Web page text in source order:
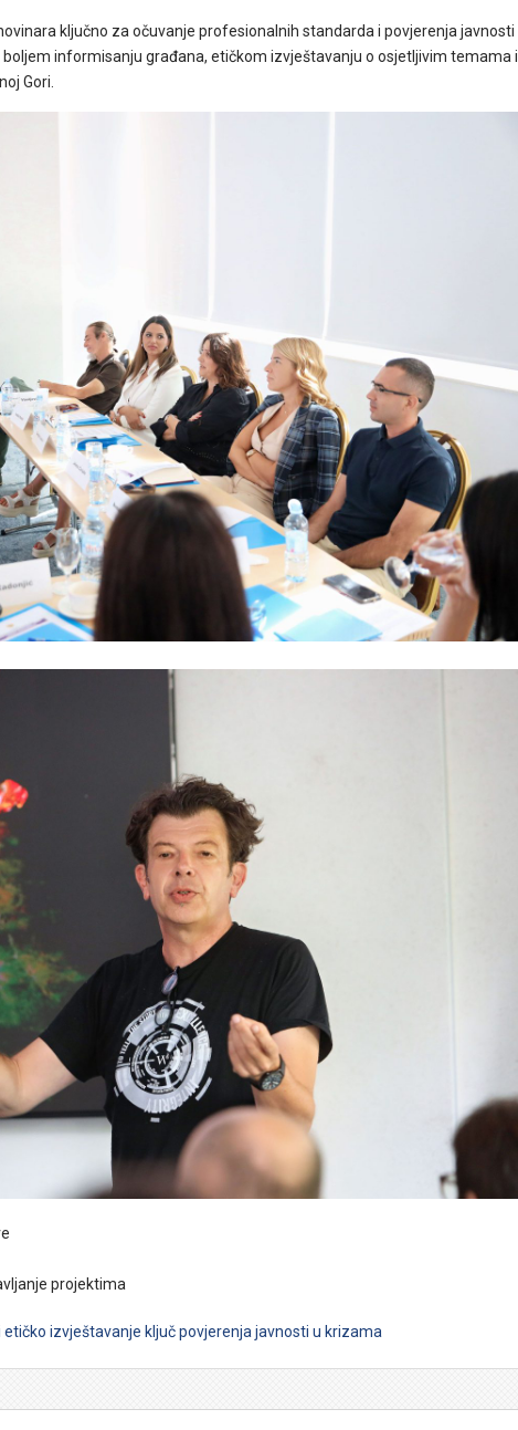
ključno za očuvanje profesionalnih standarda i povjerenja javnosti
informisanju građana, etičkom izvještavanju o osjetljivim temama i
Gori.
projektima
izvještavanje ključ povjerenja javnosti u krizama